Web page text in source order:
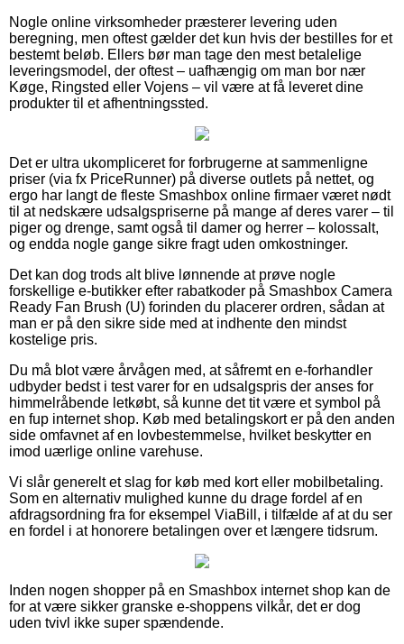
Nogle online virksomheder præsterer levering uden
beregning, men oftest gælder det kun hvis der bestilles for et
bestemt beløb. Ellers bør man tage den mest betalelige
leveringsmodel, der oftest – uafhængig om man bor nær
Køge, Ringsted eller Vojens – vil være at få leveret dine
produkter til et afhentningssted.
Det er ultra ukompliceret for forbrugerne at sammenligne
priser (via fx PriceRunner) på diverse outlets på nettet, og
ergo har langt de fleste Smashbox online firmaer været nødt
til at nedskære udsalgspriserne på mange af deres varer – til
piger og drenge, samt også til damer og herrer – kolossalt,
og endda nogle gange sikre fragt uden omkostninger.
Det kan dog trods alt blive lønnende at prøve nogle
forskellige e-butikker efter rabatkoder på Smashbox Camera
Ready Fan Brush (U) forinden du placerer ordren, sådan at
man er på den sikre side med at indhente den mindst
kostelige pris.
Du må blot være årvågen med, at såfremt en e-forhandler
udbyder bedst i test varer for en udsalgspris der anses for
himmelråbende letkøbt, så kunne det tit være et symbol på
en fup internet shop. Køb med betalingskort er på den anden
side omfavnet af en lovbestemmelse, hvilket beskytter en
imod uærlige online varehuse.
Vi slår generelt et slag for køb med kort eller mobilbetaling.
Som en alternativ mulighed kunne du drage fordel af en
afdragsordning fra for eksempel ViaBill, i tilfælde af at du ser
en fordel i at honorere betalingen over et længere tidsrum.
Inden nogen shopper på en Smashbox internet shop kan de
for at være sikker granske e-shoppens vilkår, det er dog
uden tvivl ikke super spændende.